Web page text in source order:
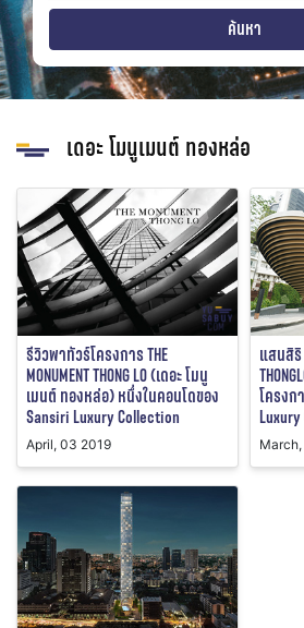
strain-station
sprice
ค้นหา
เดอะ โมนูเมนต์ ทองหล่อ
รีวิวพาทัวร์โครงการ THE
MONUMENT THONG LO (เดอะ โมนู
เมนต์ ทองหล่อ) หนึ่งในคอนโดของ
Sansiri Luxury Collection
April, 03 2019
แสนสิริ
โครงก